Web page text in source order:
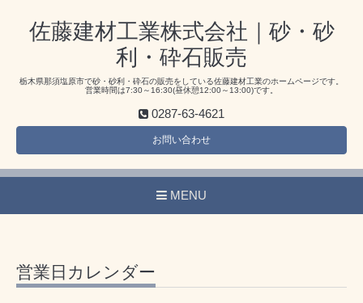
佐藤建材工業株式会社｜砂・砂
利・砕石販売
栃木県那須塩原市で砂・砂利・砕石の販売をしている佐藤建材工業のホームページです。
営業時間は7:30～16:30(昼休憩12:00～13:00)です。
0287-63-4621
お問い合わせ
MENU
営業日カレンダー